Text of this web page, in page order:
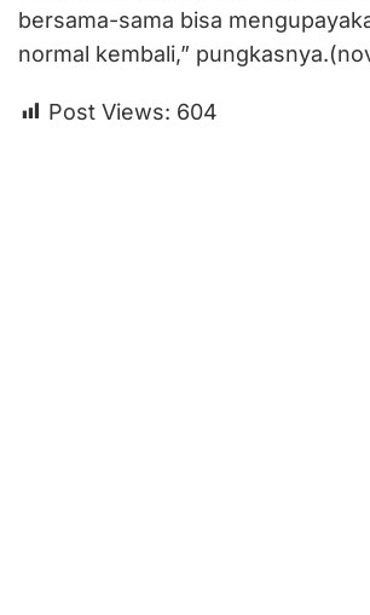
bersama-sama bisa
normal kembali,”
Post Views: 604